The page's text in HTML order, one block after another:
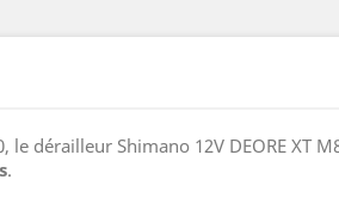
dérailleur Shimano 12V DEORE XT
.